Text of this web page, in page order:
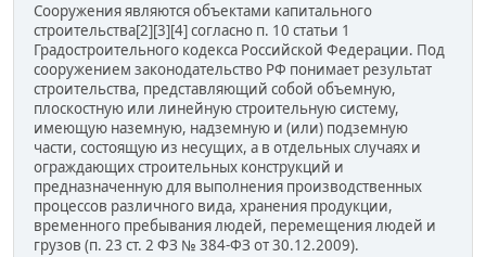
Сооружения являются объектами капитального
строительства[2][3][4] согласно п. 10 статьи 1
Градостроительного кодекса Российской Федерации. Под
сооружением законодательство РФ понимает результат
строительства, представляющий собой объемную,
плоскостную или линейную строительную систему,
имеющую наземную, надземную и (или) подземную
части, состоящую из несущих, а в отдельных случаях и
ограждающих строительных конструкций и
предназначенную для выполнения производственных
процессов различного вида, хранения продукции,
временного пребывания людей, перемещения людей и
грузов (п. 23 ст. 2 ФЗ № 384-ФЗ от 30.12.2009).